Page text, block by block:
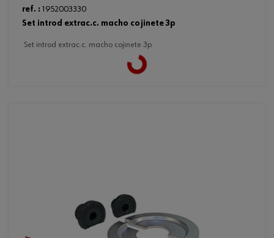
ref. : 1952003330
set introd extrac.c. macho cojinete 3p
set introd extrac.c. macho cojinete 3p